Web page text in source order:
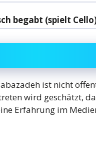
begabt (spielt
ist nicht
wird geschätzt,
Erfahrung im